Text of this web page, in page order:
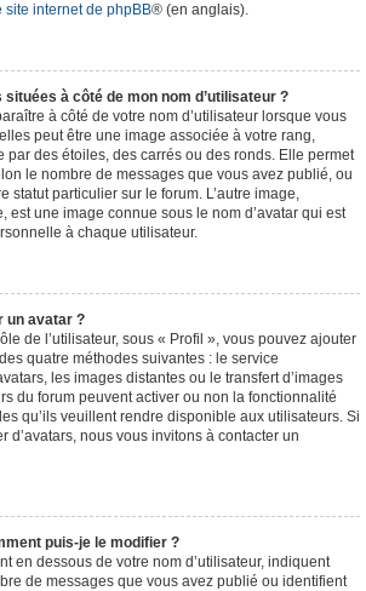
site internet de phpBB® (en anglais).
à côté de mon nom d’utilisateur ?
à côté de votre nom d’utilisateur lorsque vous
peut être une image associée à votre rang,
par des étoiles, des carrés ou des ronds. Elle permet
le nombre de messages que vous avez publié, ou
statut particulier sur le forum. L’autre image,
est une image connue sous le nom d’avatar qui est
à chaque utilisateur.
un avatar ?
de l’utilisateur, sous « Profil », vous pouvez ajouter
quatre méthodes suivantes : le service
les images distantes ou le transfert d’images
du forum peuvent activer ou non la fonctionnalité
qu’ils veuillent rendre disponible aux utilisateurs. Si
d’avatars, nous vous invitons à contacter un
puis-je le modifier ?
en dessous de votre nom d’utilisateur, indiquent
de messages que vous avez publié ou identifient